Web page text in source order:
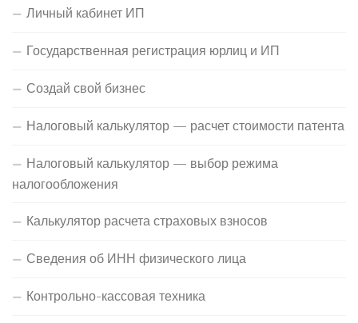
Личный кабинет ИП
Государственная регистрация юрлиц и ИП
Создай свой бизнес
Налоговый калькулятор — расчет стоимости патента
Налоговый калькулятор — выбор режима
налогообложения
Калькулятор расчета страховых взносов
Сведения об ИНН физического лица
Контрольно-кассовая техника